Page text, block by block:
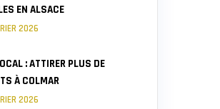
EN ALSACE
2026
: ATTIRER PLUS DE
À COLMAR
2026